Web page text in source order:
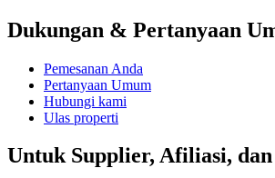
Dukungan & Pertanyaan
Pemesanan Anda
Pertanyaan Umum
Hubungi kami
Ulas properti
Untuk Supplier, Afiliasi,